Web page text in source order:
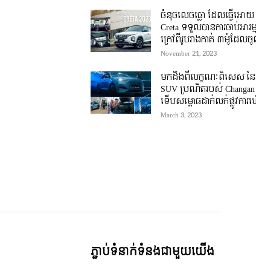
ចំនុចលេចធ្លោ ដែលធ្វើអោ
Creta ទទួលបានការចាប់អារ
ក្រៅពីរូបរាងកាត់ ៣ម៉ូដែលចូ
November 21, 2023
មកដឹងពីលក្ខណៈពិសេស នៃ
SUV ប្រណិតរបស់
ទើបសម្ភោធដាក់លក់ផ្លូវកា
March 3, 2023
ភ្ជាប់ទំនាក់ទំនងជាមួយយើង